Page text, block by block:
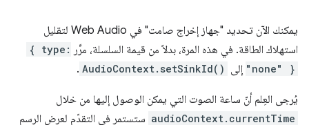
يمكنك الآن تحديد "جهاز إخراج صامت" في Web Audio لتقليل
استهلاك الطاقة. في هذه المرة، بدلاً من قيمة السلسلة، مرِّر { type:
"none" } إلى AudioContext.setSinkId()
.
يُرجى العِلم أنّ ساعة الصوت التي يمكن الوصول إليها من خلال
audioContext.currentTime ستستمر في التقدّم لعرض الرسم